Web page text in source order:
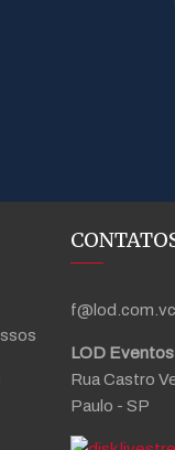
f@lod.com.vc
LOD
Rua Castro
Paulo - SP